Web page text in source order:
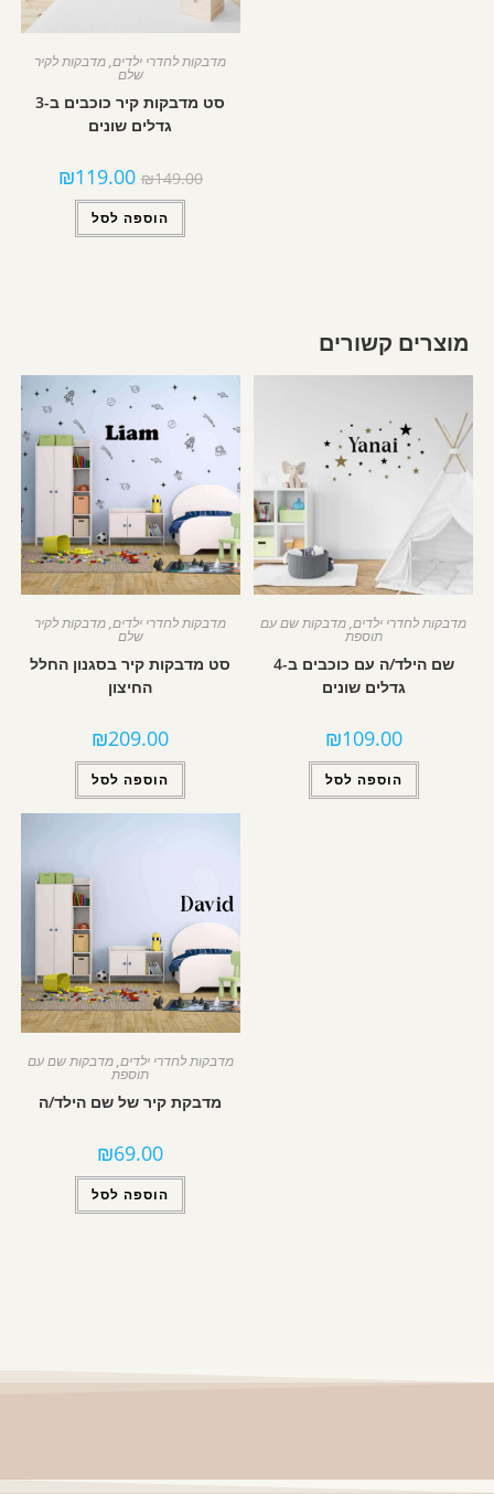
מדבקות לחדרי ילדים,מדבקות לקיר
שלם
סט מדבקות קיר כוכבים ב-3
גדלים שונים
₪149.00
₪119.00
הוספה לסל
מוצרים קשורים
מדבקות לחדרי ילדים,מדבקות לקיר
שלם
סט מדבקות קיר בסגנון החלל
החיצון
₪209.00
הוספה לסל
מדבקות לחדרי ילדים,מדבקות שם עם
תוספת
שם הילד/ה עם כוכבים ב-4
גדלים שונים
₪109.00
הוספה לסל
מדבקות לחדרי ילדים,מדבקות שם עם
תוספת
מדבקת קיר של שם הילד/ה
₪69.00
הוספה לסל